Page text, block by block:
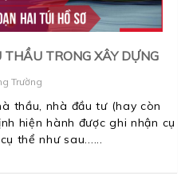
TRONG XÂY DỰNG
Trường
thầu, nhà đầu tư (hay còn
hiện hành được ghi nhận cụ
thể như sau...